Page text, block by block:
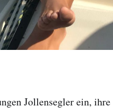
Jollensegler ein,